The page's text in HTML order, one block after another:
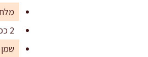
2 כפות שמן זית לטיגון הפטריות